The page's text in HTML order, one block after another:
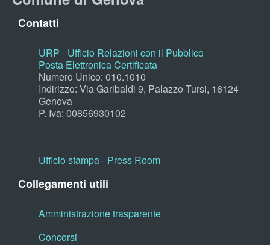
Contatti
URP - Ufficio Relazioni con il Pubblico
Posta Elettronica Certificata
Numero Unico: 010.1010
Indirizzo: Via Garibaldi 9, Palazzo Tursi, 16124
Genova
P. Iva: 00856930102
Ufficio stampa - Press Room
Collegamenti utili
Amministrazione trasparente
Concorsi